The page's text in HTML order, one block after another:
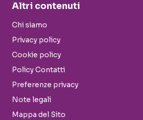
Altri contenuti
Chi siamo
Privacy policy
Cookie policy
Policy Contatti
Preferenze privacy
Note legali
Mappa del Sito